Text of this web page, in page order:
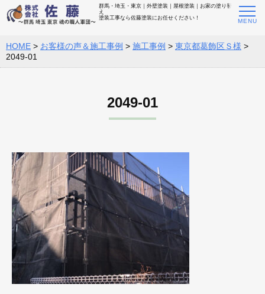
群馬・埼玉・東京｜外壁塗装｜屋根塗装｜お家の塗り替
え
塗装工事なら佐藤塗装にお任せください！
HOME > お客様の声＆施工事例 > 施工事例 > 東京都葛飾区Ｓ様 >
2049-01
2049-01